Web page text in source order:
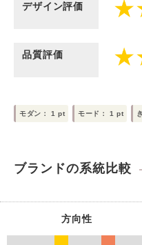
デザイン評価
品質評価
モダン： 1pt モード：1pt
ブランドの系統比較
方向性